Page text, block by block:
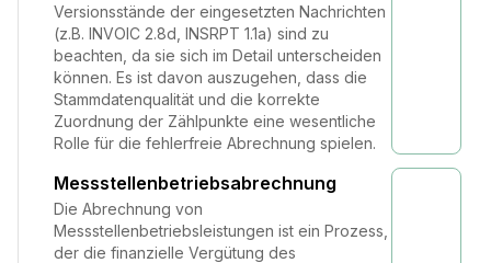
Versionsstände der eingesetzten Nachrichten
(z.B. INVOIC 2.8d, INSRPT 1.1a) sind zu
beachten, da sie sich im Detail unterscheiden
können. Es ist davon auszugehen, dass die
Stammdatenqualität und die korrekte
Zuordnung der Zählpunkte eine wesentliche
Rolle für die fehlerfreie Abrechnung spielen.
Messstellenbetriebsabrechnung
Die Abrechnung von
Messstellenbetriebsleistungen ist ein Prozess,
der die finanzielle Vergütung des